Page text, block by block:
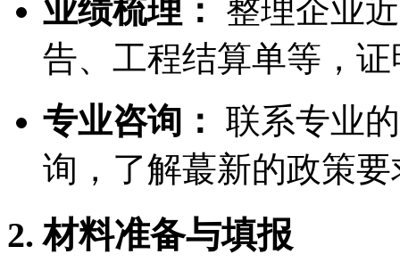
业绩梳理：
整理企业
告、工程结算单等，
专业咨询： 联系专业
询，了解蕞新的政策
2. 材料准备与填报